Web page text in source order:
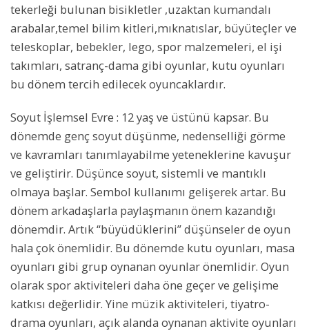
tekerleği bulunan bisikletler ,uzaktan kumandalı
arabalar,temel bilim kitleri,mıknatıslar, büyüteçler ve
teleskoplar, bebekler, lego, spor malzemeleri, el işi
takımları, satranç-dama gibi oyunlar, kutu oyunları
bu dönem tercih edilecek oyuncaklardır.
Soyut İşlemsel Evre : 12 yaş ve üstünü kapsar. Bu
dönemde genç soyut düşünme, nedenselliği görme
ve kavramları tanımlayabilme yeteneklerine kavuşur
ve geliştirir. Düşünce soyut, sistemli ve mantıklı
olmaya başlar. Sembol kullanımı gelişerek artar. Bu
dönem arkadaşlarla paylaşmanın önem kazandığı
dönemdir. Artık “büyüdüklerini” düşünseler de oyun
hala çok önemlidir. Bu dönemde kutu oyunları, masa
oyunları gibi grup oynanan oyunlar önemlidir. Oyun
olarak spor aktiviteleri daha öne geçer ve gelişime
katkısı değerlidir. Yine müzik aktiviteleri, tiyatro-
drama oyunları, açık alanda oynanan aktivite oyunları